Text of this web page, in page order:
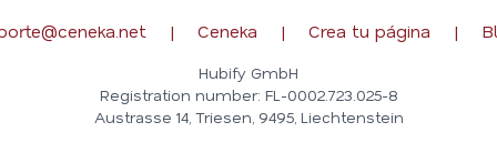
| Ceneka | Crea tu página |
Hubify GmbH
Registration number: FL-0002.723.025-8
Austrasse 14, Triesen, 9495, Liechtenstein